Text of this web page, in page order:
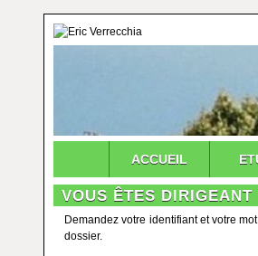
ACCUEIL
VOUS ÊTES
Demandez votre identifiant et votre
dossier.